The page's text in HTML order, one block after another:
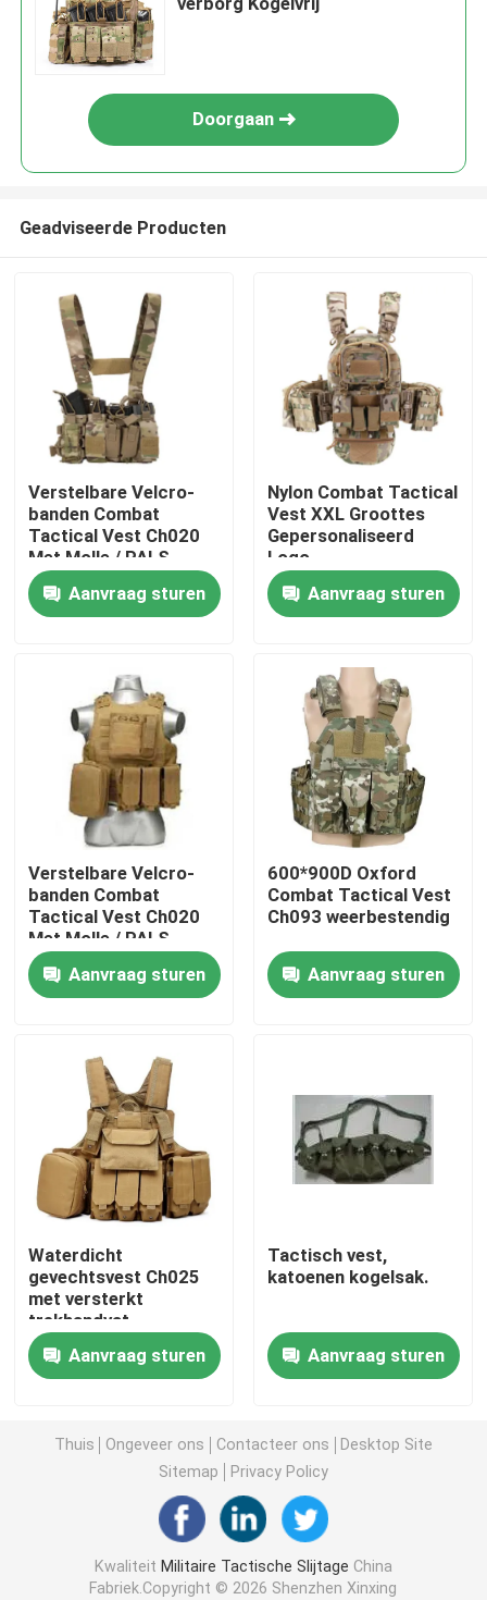
Thuis
Producten
Video's
Over ons
Fabriekstocht
Kwaliteitscontrole
Nieuws
Vraag een offerte
Militair tactisch kogelvrij vest
Tactische Ballistische Helm
Kogelvrij Materiaal
Militaire Tactische Rugzak
Tactisch Openluchttoestel
Gevechts Tactische Laarzen
Gevechts Tactisch Vest
Doorgaan
Geadviseerde Producten
Verstelbare Velcro-
banden Combat
Tactical Vest Ch020
Met Molle / PALS-
systeem
Aanvraag sturen
Nylon Combat Tactical
Vest XXL Groottes
Gepersonaliseerd
Logo
Aanvraag sturen
Verstelbare Velcro-
banden Combat
Tactical Vest Ch020
Met Molle / PALS-
systeem
Aanvraag sturen
600*900D Oxford
Combat Tactical Vest
Ch093 weerbestendig
Aanvraag sturen
Waterdicht
gevechtsvest Ch025
met versterkt
trekhandvat
Aanvraag sturen
Tactisch vest,
katoenen kogelsak.
Aanvraag sturen
Thuis Ongeveer ons Contacteer ons
Desktop Site
Sitemap
Privacy Policy
Kwaliteit Militaire Tactische Slijtage China
Fabriek.Copyright © 2026 Shenzhen Xinxing